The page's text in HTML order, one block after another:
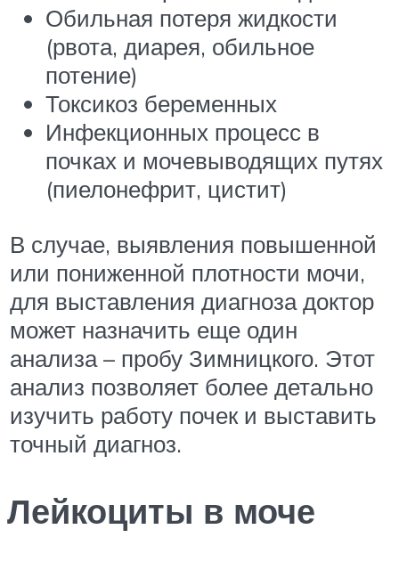
Обильная потеря жидкости
(рвота, диарея, обильное
потение)
Токсикоз беременных
Инфекционных процесс в
почках и мочевыводящих путях
(пиелонефрит, цистит)
В случае, выявления повышенной
или пониженной плотности мочи,
для выставления диагноза доктор
может назначить еще один
анализа – пробу Зимницкого. Этот
анализ позволяет более детально
изучить работу почек и выставить
точный диагноз.
Лейкоциты в моче